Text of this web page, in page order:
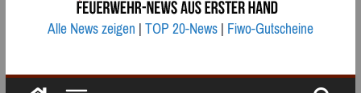
Alle News zeigen|TOP 20-News|Fiwo-Gutscheine